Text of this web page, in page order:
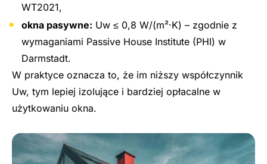
WT2021,
okna pasywne: Uw ≤ 0,8 W/(m²·K) – zgodnie z
wymaganiami Passive House Institute (PHI) w
Darmstadt.
W praktyce oznacza to, że im niższy współczynnik
Uw, tym lepiej izolujące i bardziej opłacalne w
użytkowaniu okna.